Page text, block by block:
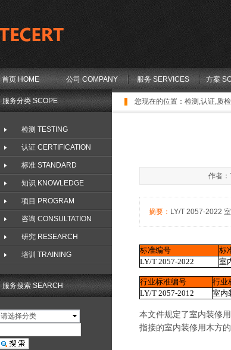
首页 HOME 公司 COMPANY 服务 SERVICES 方案
您现在的位置： 检测,认证,质
服务搜索 SEARCH
请选择分类
作者
摘要： LY/T 2057-2022
标准编号 标
LY/T 2057-2022
室
行业标准编号 行业
LY/T 2057-2012
室内
本文件规定了室内装修
指接的室内装修用木方
服务分类 SCOPE
检测 TESTING
认证 CERTIFICATION
标准 STANDARD
知识 KNOWLEDGE
项目 PROGRAM
咨询 CONSULTATION
研究 RESEARCH
培训 TRAINING